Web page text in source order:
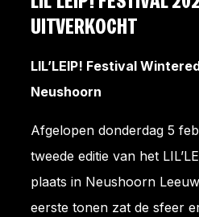
UITVERKOCHT
LIL’LEIP! Festival
Neushoorn
Afgelopen donderdag 5
tweede editie van het
plaats in Neushoorn
eerste tonen zat de sfeer